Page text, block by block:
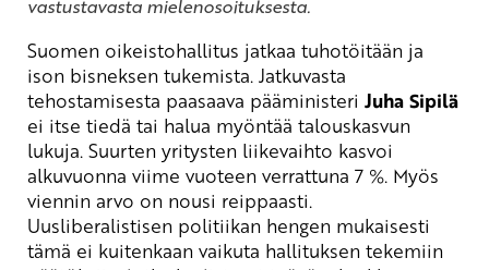
vastustavasta mielenosoituksesta.
Suomen oikeistohallitus jatkaa tuhotöitään ja
ison bisneksen tukemista. Jatkuvasta
tehostamisesta paasaava pääministeri Juha Sipilä
ei itse tiedä tai halua myöntää talouskasvun
lukuja. Suurten yritysten liikevaihto kasvoi
alkuvuonna viime vuoteen verrattuna 7 %. Myös
viennin arvo on nousi reippaasti.
Uusliberalistisen politiikan hengen mukaisesti
tämä ei kuitenkaan vaikuta hallituksen tekemiin